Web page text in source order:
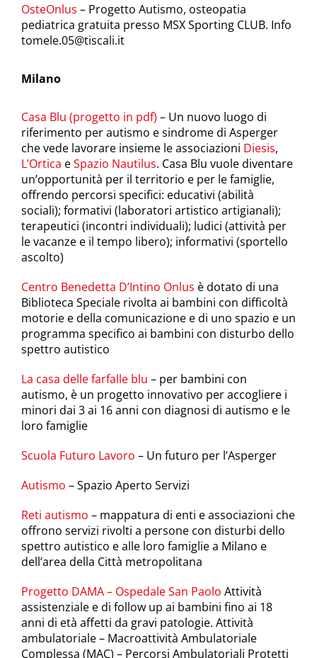
OsteOnlus – Progetto Autismo, osteopatia
pediatrica gratuita presso MSX Sporting CLUB. Info
tomele.05@tiscali.it
Milano
Casa Blu (progetto in pdf) – Un nuovo luogo di
riferimento per autismo e sindrome di Asperger
che vede lavorare insieme le associazioni Diesis,
L’Ortica eSpazio Nautilus. Casa Blu vuole diventare
un’opportunità per il territorio e per le famiglie,
offrendo percorsi specifici: educativi (abilità
sociali); formativi (laboratori artistico artigianali);
terapeutici (incontri individuali); ludici (attività per
le vacanze e il tempo libero); informativi (sportello
ascolto)
Centro Benedetta D’Intino Onlus è dotato di una
Biblioteca Speciale rivolta ai bambini con difficoltà
motorie e della comunicazione e di uno spazio e un
programma specifico ai bambini con disturbo dello
spettro autistico
La casa delle farfalle blu – per bambini con
autismo, è un progetto innovativo per accogliere i
minori dai 3 ai 16 anni con diagnosi di autismo e le
loro famiglie
Scuola Futuro Lavoro – Un futuro per l’Asperger
Autismo – Spazio Aperto Servizi
Reti autismo – mappatura di enti e associazioni che
offrono servizi rivolti a persone con disturbi dello
spettro autistico e alle loro famiglie a Milano e
dell’area della Città metropolitana
Progetto DAMA – Ospedale San Paolo Attività
assistenziale e di follow up ai bambini fino ai 18
anni di età affetti da gravi patologie. Attività
ambulatoriale – Macroattività Ambulatoriale
Complessa (MAC) – Percorsi Ambulatoriali Protetti